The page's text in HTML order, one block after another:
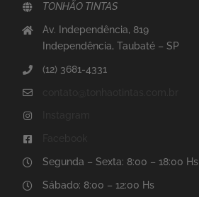
TONHÃO TINTAS
Av. Independência, 819
Independência, Taubaté – SP
(12) 3681-4331
Segunda – Sexta: 8:00 – 18:00 Hs
Sábado: 8:00 – 12:00 Hs